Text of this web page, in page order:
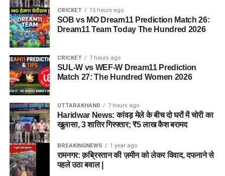
CRICKET 15 hours ago
SOB vs MO Dream11 Prediction Match 26:
Dream11 Team Today The Hundred 2026
CRICKET 7 hours ago
SUL-W vs WEF-W Dream11 Prediction
Match 27: The Hundred Women 2026
UTTARAKHAND 7 hours ago
Haridwar News: कांवड़ मेले के बीच दो घरों में चोरी का
खुलासा, 3 शातिर गिरफ्तार; ₹5 लाख कैश बरामद
BREAKINGNEWS 1 year ago
रामनगर: क़ब्रिस्तान की ज़मीन को लेकर विवाद, दफनाने से
पहले उठा बवाल |